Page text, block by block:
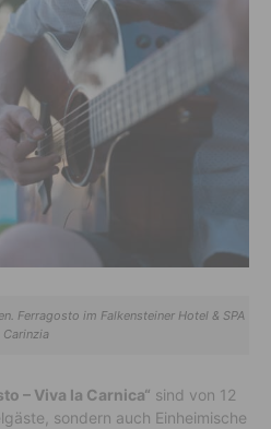
Ferragosto im Falkensteiner Hotel & SPA
Carinzia
– Viva la Carnica“ sind von 12
sondern auch Einheimische